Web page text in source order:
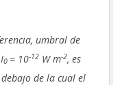
umbral de
0 = 10-12 W m-2, es
de la cual el